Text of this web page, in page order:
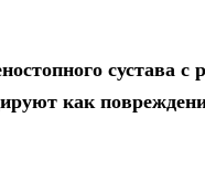
сустава с
как